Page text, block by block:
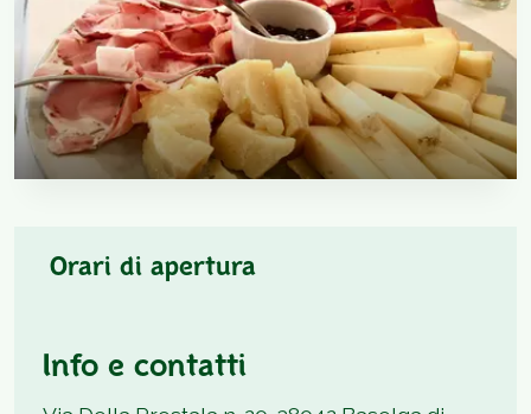
Orari di apertura
Info e contatti